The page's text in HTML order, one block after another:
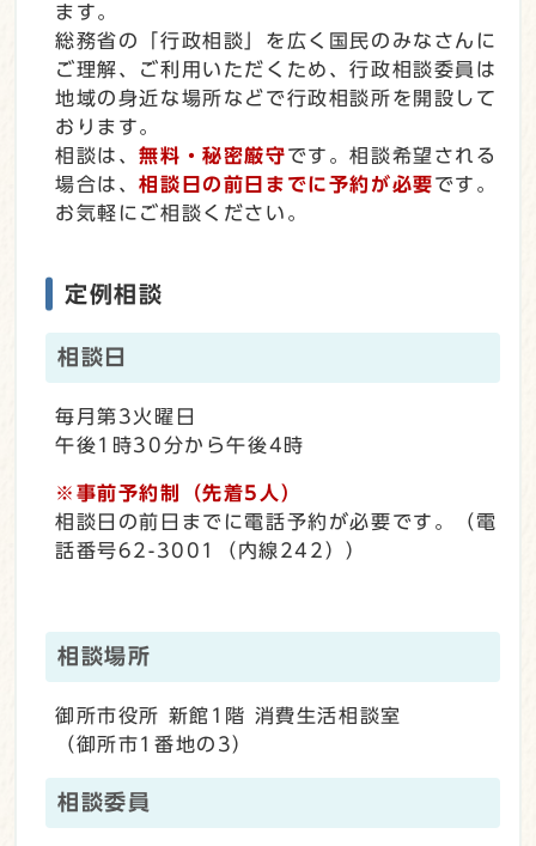
ます。
総務省の「行政相談」を広く国民のみなさんに
ご理解、ご利用いただくため、行政相談委員は
地域の身近な場所などで行政相談所を開設して
おります。
相談は、無料・秘密厳守です。相談希望される
場合は、相談日の前日までに予約が必要です。
お気軽にご相談ください。
定例相談
相談日
毎月第3火曜日
午後1時30分から午後4時
※事前予約制（先着5人）
相談日の前日までに電話予約が必要です。（電
話番号62-3001（内線242））
相談場所
御所市役所 新館1階 消費生活相談室
（御所市1番地の3）
相談委員